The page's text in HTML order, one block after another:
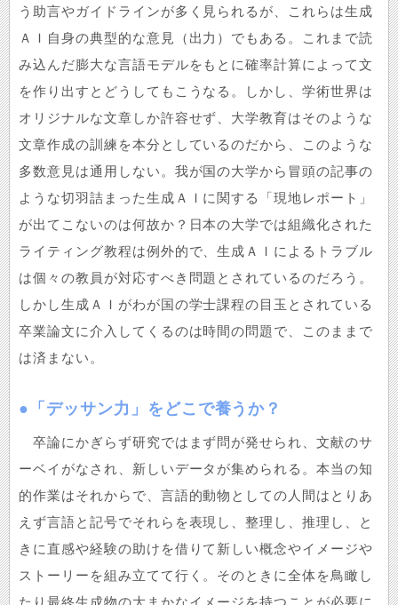
う助言やガイドラインが多く見られるが、これらは生成
ＡＩ自身の典型的な意見（出力）でもある。これまで読
み込んだ膨大な言語モデルをもとに確率計算によって文
を作り出すとどうしてもこうなる。しかし、学術世界は
オリジナルな文章しか許容せず、大学教育はそのような
文章作成の訓練を本分としているのだから、このような
多数意見は通用しない。我が国の大学から冒頭の記事の
ような切羽詰まった生成ＡＩに関する「現地レポート」
が出てこないのは何故か？日本の大学では組織化された
ライティング教程は例外的で、生成ＡＩによるトラブル
は個々の教員が対応すべき問題とされているのだろう。
しかし生成ＡＩがわが国の学士課程の目玉とされている
卒業論文に介入してくるのは時間の問題で、このままで
は済まない。
●「デッサン力」をどこで養うか？
卒論にかぎらず研究ではまず問が発せられ、文献のサ
ーベイがなされ、新しいデータが集められる。本当の知
的作業はそれからで、言語的動物としての人間はとりあ
えず言語と記号でそれらを表現し、整理し、推理し、と
きに直感や経験の助けを借りて新しい概念やイメージや
ストーリーを組み立てて行く。そのときに全体を鳥瞰し